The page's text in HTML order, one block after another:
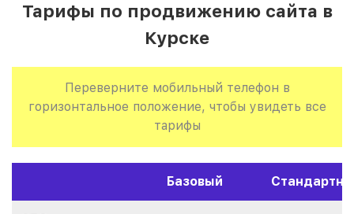
Тарифы по продвижению сайта в
Курске
Переверните мобильный телефон в
горизонтальное положение, чтобы увидеть все
тарифы
Базовый